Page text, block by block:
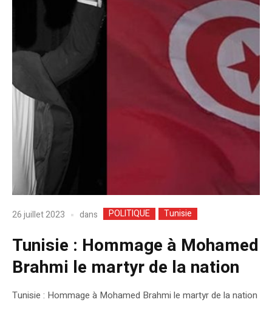
26 juillet 2023 dans POLITIQUE Tunisie
Tunisie : Hommage à Mohamed
Brahmi le martyr de la nation
Tunisie : Hommage à Mohamed Brahmi le martyr de la nation